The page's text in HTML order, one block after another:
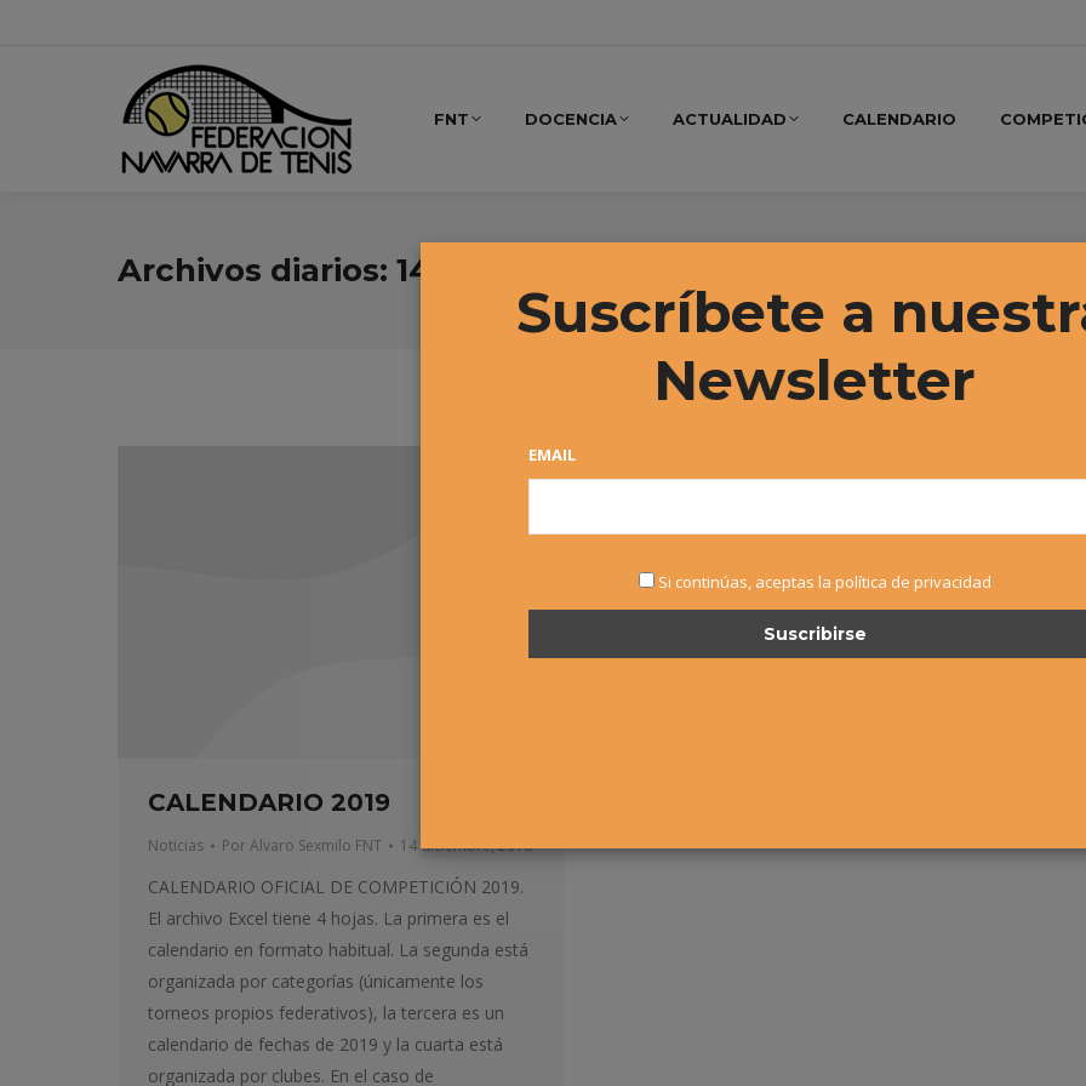
FNT DOCENCIA ACTUALIDAD CALENDARIO
Archivos diarios: 14 diciembre, 2018
CALENDARIO 2019
Noticias PorAlvaro Sexmilo FNT 14 diciembre, 2018
CALENDARIO OFICIAL DE COMPETICIÓN 2019.
El archivo Excel tiene 4 hojas. La primera es el
calendario en formato habitual. La segunda está
organizada por categorías (únicamente los
torneos propios federativos), la tercera es un
calendario de fechas de 2019 y la cuarta está
organizada por clubes. En el caso de
Suscríbete a
Newsletter
EMAIL
Si continúas, aceptas la política de privacidad